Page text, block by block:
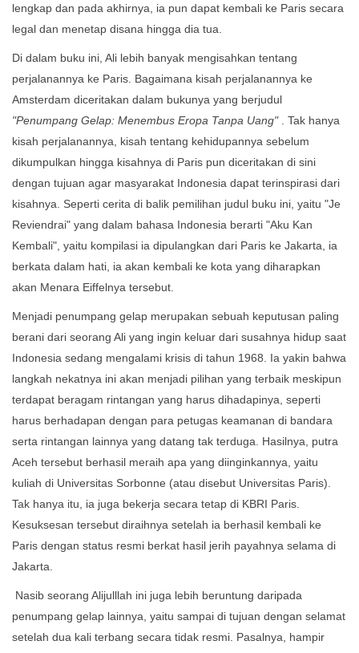
lengkap dan pada akhirnya, ia pun dapat kembali ke Paris secara
legal dan menetap disana hingga dia tua.
Di dalam buku ini, Ali lebih banyak mengisahkan tentang
perjalanannya ke Paris. Bagaimana kisah perjalanannya ke
Amsterdam diceritakan dalam bukunya yang berjudul
"Penumpang Gelap: Menembus Eropa Tanpa Uang". Tak hanya
kisah perjalanannya, kisah tentang kehidupannya sebelum
dikumpulkan hingga kisahnya di Paris pun diceritakan di sini
dengan tujuan agar masyarakat Indonesia dapat terinspirasi dari
kisahnya. Seperti cerita di balik pemilihan judul buku ini, yaitu "Je
Reviendrai" yang dalam bahasa Indonesia berarti "Aku Kan
Kembali", yaitu kompilasi ia dipulangkan dari Paris ke Jakarta, ia
berkata dalam hati, ia akan kembali ke kota yang diharapkan
akan Menara Eiffelnya tersebut.
Menjadi penumpang gelap merupakan sebuah keputusan paling
berani dari seorang Ali yang ingin keluar dari susahnya hidup saat
Indonesia sedang mengalami krisis di tahun 1968. Ia yakin bahwa
langkah nekatnya ini akan menjadi pilihan yang terbaik meskipun
terdapat beragam rintangan yang harus dihadapinya, seperti
harus berhadapan dengan para petugas keamanan di bandara
serta rintangan lainnya yang datang tak terduga. Hasilnya, putra
Aceh tersebut berhasil meraih apa yang diinginkannya, yaitu
kuliah di Universitas Sorbonne (atau disebut Universitas Paris).
Tak hanya itu, ia juga bekerja secara tetap di KBRI Paris.
Kesuksesan tersebut diraihnya setelah ia berhasil kembali ke
Paris dengan status resmi berkat hasil jerih payahnya selama di
Jakarta.
Nasib seorang Alijulllah ini juga lebih beruntung daripada
penumpang gelap lainnya, yaitu sampai di tujuan dengan selamat
setelah dua kali terbang secara tidak resmi. Pasalnya, hampir